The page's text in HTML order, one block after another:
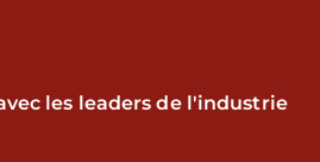
les leaders de l'industrie